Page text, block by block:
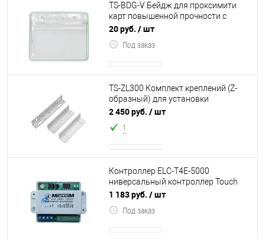
TS-BDG-V Бейдж для проксимити
карт повышенной прочности с
отверстием для ремешка,
20 руб. / шт
Под заказ
TS-ZL300 Комплект креплений (Z-
образный) для установки
электромагнитных замков TS-
2 450 руб. / шт
1
Контроллер ELC-T4E-5000
ниверсальный контроллер Touch
Memory. Работает с ключами
1 183 руб. / шт
Под заказ